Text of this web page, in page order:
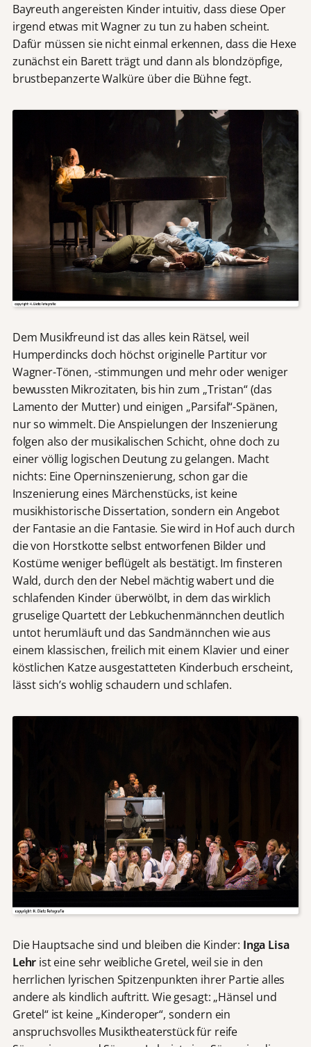
Bayreuth angereisten Kinder intuitiv, dass diese Oper
irgend etwas mit Wagner zu tun zu haben scheint.
Dafür müssen sie nicht einmal erkennen, dass die Hexe
zunächst ein Barett trägt und dann als blondzöpfige,
brustbepanzerte Walküre über die Bühne fegt.
Dem Musikfreund ist das alles kein Rätsel, weil
Humperdincks doch höchst originelle Partitur vor
Wagner-Tönen, -stimmungen und mehr oder weniger
bewussten Mikrozitaten, bis hin zum „Tristan“ (das
Lamento der Mutter) und einigen „Parsifal“-Spänen,
nur so wimmelt. Die Anspielungen der Inszenierung
folgen also der musikalischen Schicht, ohne doch zu
einer völlig logischen Deutung zu gelangen. Macht
nichts: Eine Operninszenierung, schon gar die
Inszenierung eines Märchenstücks, ist keine
musikhistorische Dissertation, sondern ein Angebot
der Fantasie an die Fantasie. Sie wird in Hof auch durch
die von Horstkotte selbst entworfenen Bilder und
Kostüme weniger beflügelt als bestätigt. Im finsteren
Wald, durch den der Nebel mächtig wabert und die
schlafenden Kinder überwölbt, in dem das wirklich
gruselige Quartett der Lebkuchenmännchen deutlich
untot herumläuft und das Sandmännchen wie aus
einem klassischen, freilich mit einem Klavier und einer
köstlichen Katze ausgestatteten Kinderbuch erscheint,
lässt sich’s wohlig schaudern und schlafen.
Die Hauptsache sind und bleiben die Kinder: Inga Lisa
Lehr ist eine sehr weibliche Gretel, weil sie in den
herrlichen lyrischen Spitzenpunkten ihrer Partie alles
andere als kindlich auftritt. Wie gesagt: „Hänsel und
Gretel“ ist keine „Kinderoper“, sondern ein
anspruchsvolles Musiktheaterstück für reife